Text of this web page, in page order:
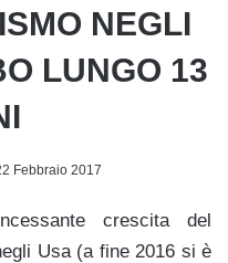
NEGLI
LUNGO 13
Febbraio 2017
crescita del
Usa (a fine 2016 si è